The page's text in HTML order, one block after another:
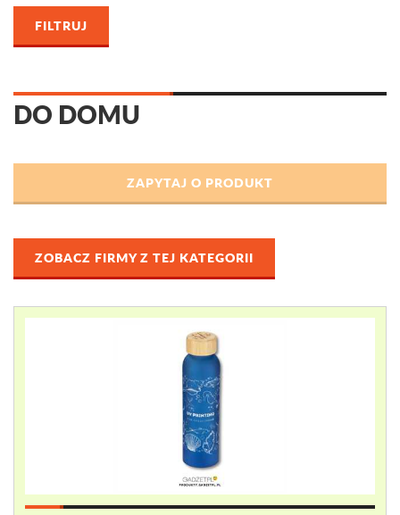
DO DOMU
ZOBACZ FIRMY Z TEJ KATEGORII